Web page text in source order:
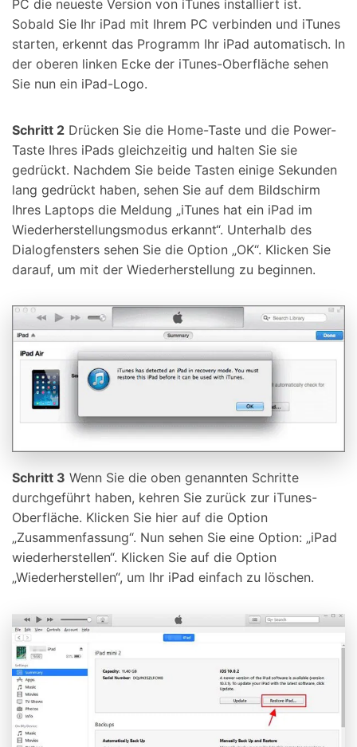
PC die neueste Version von iTunes installiert ist.
Sobald Sie Ihr iPad mit Ihrem PC verbinden und iTunes
starten, erkennt das Programm Ihr iPad automatisch. In
der oberen linken Ecke der iTunes-Oberfläche sehen
Sie nun ein iPad-Logo.
Schritt 2 Drücken Sie die Home-Taste und die Power-
Taste Ihres iPads gleichzeitig und halten Sie sie
gedrückt. Nachdem Sie beide Tasten einige Sekunden
lang gedrückt haben, sehen Sie auf dem Bildschirm
Ihres Laptops die Meldung „iTunes hat ein iPad im
Wiederherstellungsmodus erkannt“. Unterhalb des
Dialogfensters sehen Sie die Option „OK“. Klicken Sie
darauf, um mit der Wiederherstellung zu beginnen.
Schritt 3 Wenn Sie die oben genannten Schritte
durchgeführt haben, kehren Sie zurück zur iTunes-
Oberfläche. Klicken Sie hier auf die Option
„Zusammenfassung“. Nun sehen Sie eine Option: „iPad
wiederherstellen“. Klicken Sie auf die Option
„Wiederherstellen“, um Ihr iPad einfach zu löschen.